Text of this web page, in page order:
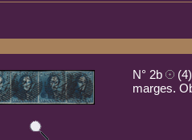
N° 2b
marges.